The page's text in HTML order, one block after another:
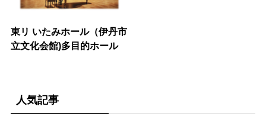
東リ いたみホール（伊丹市
立文化会館)多目的ホール
人気記事